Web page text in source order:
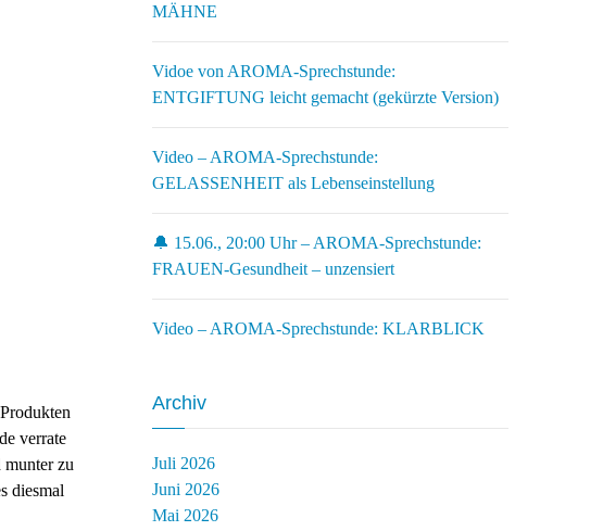
verrate
zu
diesmal
MÄHNE
Vidoe von AROMA-Sprechstunde:
ENTGIFTUNG leicht gemacht (gekürzte Version)
Video – AROMA-Sprechstunde:
GELASSENHEIT als Lebenseinstellung
🔔 15.06., 20:00 Uhr – AROMA-Sprechstunde:
FRAUEN-Gesundheit – unzensiert
Video – AROMA-Sprechstunde: KLARBLICK
Archiv
Juli 2026
Juni 2026
Mai 2026